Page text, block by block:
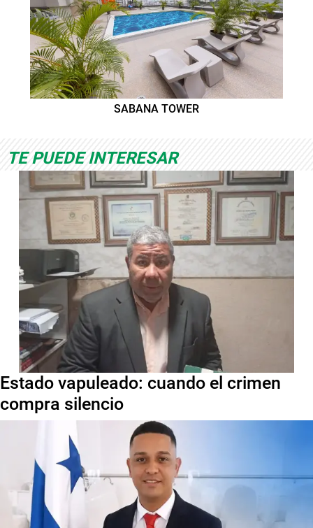
SABANA TOWER
TE PUEDE INTERESAR
Estado vapuleado: cuando el crimen
compra silencio